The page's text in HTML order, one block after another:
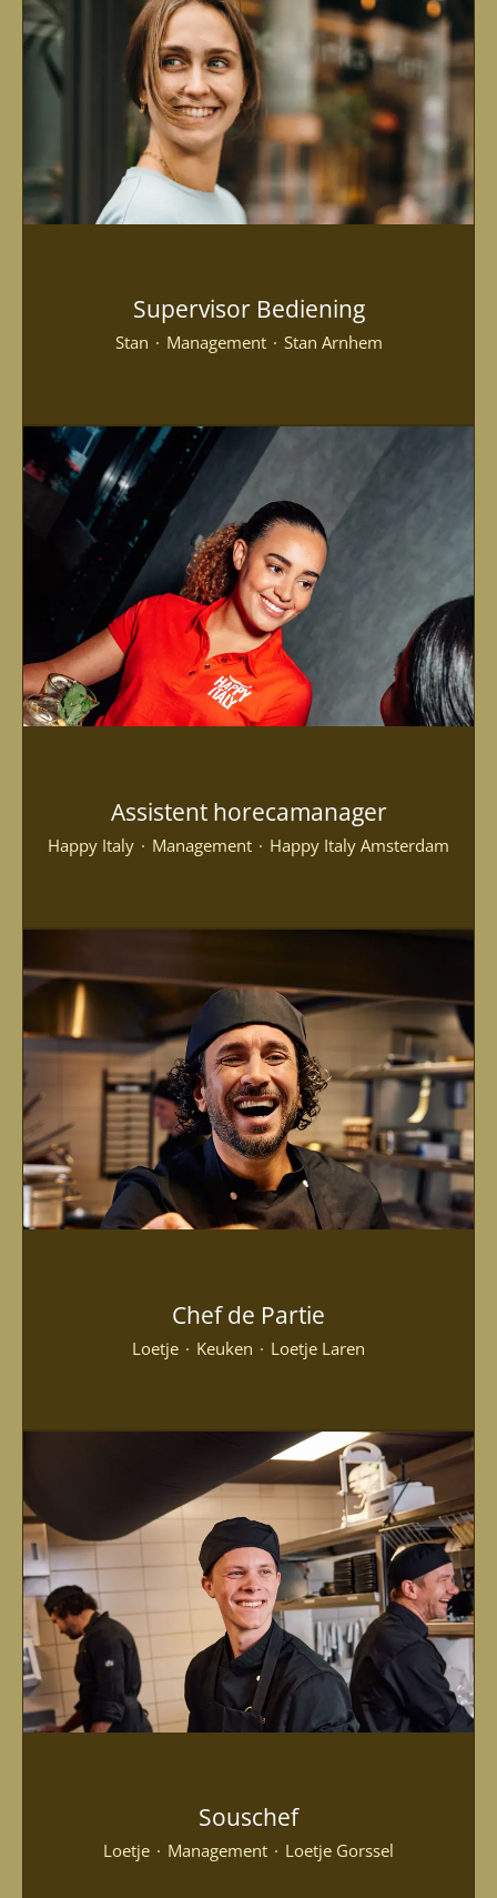
Supervisor Bediening
Stan · Management · Stan Arnhem
Assistent horecamanager
Happy Italy · Management · Happy Italy Amsterdam
Chef de Partie
Loetje · Keuken · Loetje Laren
Souschef
Loetje · Management · Loetje Gorssel